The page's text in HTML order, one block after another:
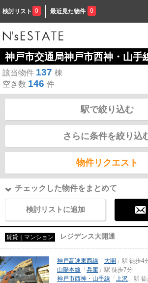
検討リスト 0 最近見た物件 0
神戸市交通局神戸市西神・山手
該当物件 137 棟
空き数 146 件
駅で絞り込む
さらに条件を絞り込
物件リクエスト
チェックした物件をまとめて
検討リストに追加
賃貸｜マンション レジデンス大開通
神戸高速東西線 「 大開 」駅 徒歩4
山陽本線 「 兵庫 」駅 徒歩7分
神戸市西神・山手線 「 上沢 」駅